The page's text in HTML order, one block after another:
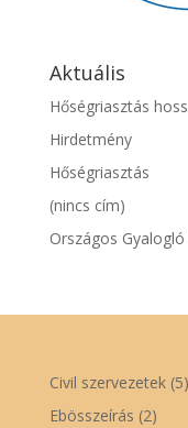
Aktuális
Hőségriasztás
Hirdetmény
Hőségriasztás
(nincs cím)
Országos
Civil szervezetek(5)
Ebösszeírás (2)